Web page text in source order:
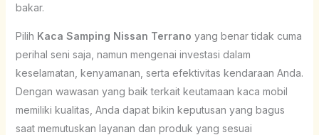
bakar.
Pilih Kaca Samping Nissan Terrano yang benar tidak cuma
perihal seni saja, namun mengenai investasi dalam
keselamatan, kenyamanan, serta efektivitas kendaraan Anda.
Dengan wawasan yang baik terkait keutamaan kaca mobil
memiliki kualitas, Anda dapat bikin keputusan yang bagus
saat memutuskan layanan dan produk yang sesuai